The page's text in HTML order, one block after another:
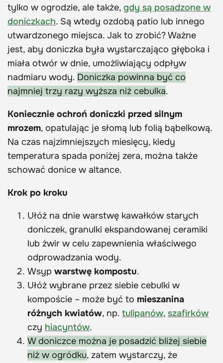
tylko w ogrodzie, ale także, gdy są posadzone w
doniczkach. Są wtedy ozdobą patio lub innego
utwardzonego miejsca. Jak to zrobić? Ważne
jest, aby doniczka była wystarczająco głęboka i
miała otwór w dnie, umożliwiający odpływ
nadmiaru wody. Doniczka powinna być co
najmniej trzy razy wyższa niż cebulka.
Koniecznie ochroń doniczki przed silnym
mrozem, opatulając je słomą lub folią bąbelkową.
Na czas najzimniejszych miesięcy, kiedy
temperatura spada poniżej zera, można także
schować donice w altance.
Krok po kroku
Ułóż na dnie warstwę kawałków starych
doniczek, granulki ekspandowanej ceramiki
lub żwir w celu zapewnienia właściwego
odprowadzania wody.
Wsyp warstwę kompostu.
Ułóż wybrane przez siebie cebulki w
kompoście – może być to mieszanina
różnych kwiatów, np. tulipanów, szafirków
czy hiacyntów.
W doniczce można je posadzić bliżej siebie
niż w ogródku, zatem wystarczy, że